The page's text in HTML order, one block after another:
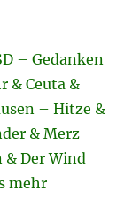
– Gedanken
& Ceuta &
– Hitze &
& Merz
& Der Wind
mehr